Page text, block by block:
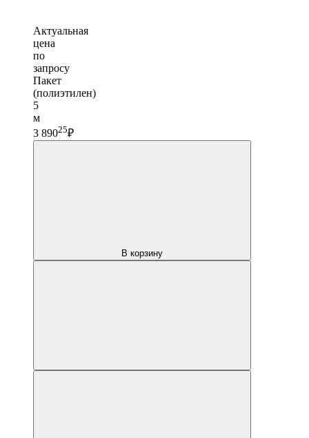
Актуальная
цена
по
запросу
Пакет
(полиэтилен)
5
м
3 89025₽
В корзину